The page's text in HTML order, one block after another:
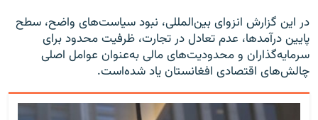
در این گزارش انزوای بین‌المللی، نبود سیاست‌های واضح، سطح
پایین درآمدها، عدم تعادل در تجارت، ظرفیت محدود برای
سرمایه‌گذاران و محدودیت‌های مالی به‌عنوان عوامل اصلی
چالش‌های اقتصادی افغانستان یاد شده‌است.